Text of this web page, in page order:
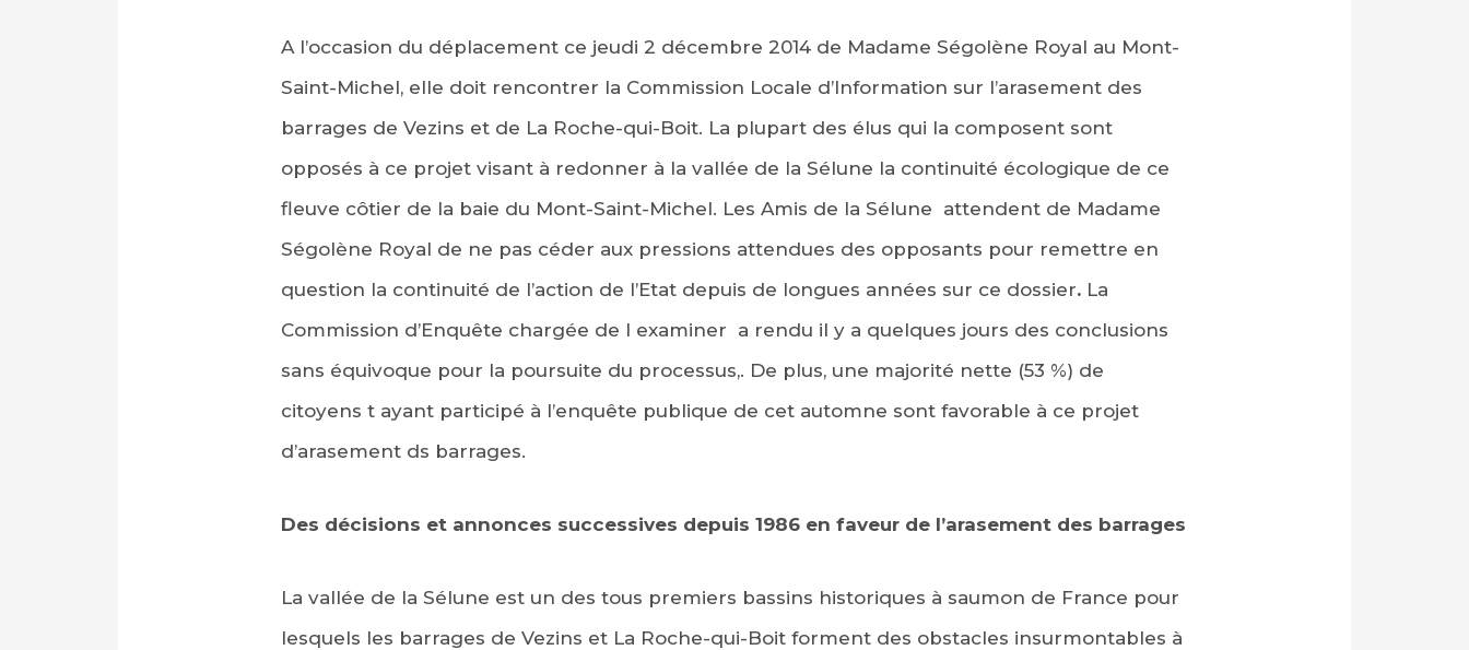
A l’occasion du déplacement ce jeudi 2 décembre 2014 de Madame Ségolène Royal au Mont-
Saint-Michel, elle doit rencontrer la Commission Locale d’Information sur l’arasement des
barrages de Vezins et de La Roche-qui-Boit. La plupart des élus qui la composent sont
opposés à ce projet visant à redonner à la vallée de la Sélune la continuité écologique de ce
fleuve côtier de la baie du Mont-Saint-Michel. Les Amis de la Sélune attendent de Madame
Ségolène Royal de ne pas céder aux pressions attendues des opposants pour remettre en
question la continuité de l’action de l’Etat depuis de longues années sur ce dossier. La
Commission d’Enquête chargée de l examiner a rendu il y a quelques jours des conclusions
sans équivoque pour la poursuite du processus,. De plus, une majorité nette (53 %) de
citoyens t ayant participé à l’enquête publique de cet automne sont favorable à ce projet
d’arasement ds barrages.
Des décisions et annonces successives depuis 1986 en faveur de l’arasement des barrages
La vallée de la Sélune est un des tous premiers bassins historiques à saumon de France pour
lesquels les barrages de Vezins et La Roche-qui-Boit forment des obstacles insurmontables à